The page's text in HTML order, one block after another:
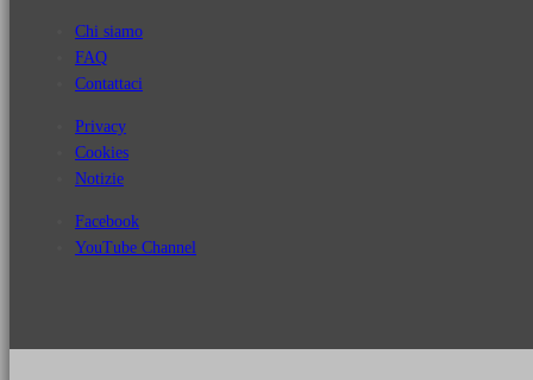
Chi siamo
FAQ
Contattaci
Privacy
Cookies
Notizie
Facebook
YouTube Channel